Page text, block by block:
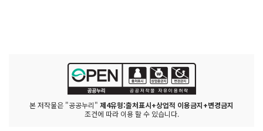
본 저작물은 "공공누리" 제4유형:출처표시+상업적 이용금지+변경금지
조건에 따라 이용 할 수 있습니다.